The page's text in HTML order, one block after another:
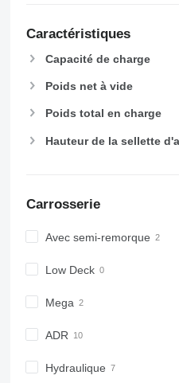
Caractéristiques
Capacité de charge
Poids net à vide
Poids total en charge
Hauteur de la sellette
Carrosserie
Avec semi-remorque
Low Deck
Mega
ADR
Hydraulique